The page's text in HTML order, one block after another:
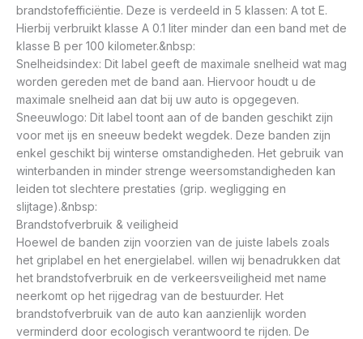
brandstofefficiëntie. Deze is verdeeld in 5 klassen: A tot E.
Hierbij verbruikt klasse A 0.1 liter minder dan een band met de
klasse B per 100 kilometer.&nbsp:
Snelheidsindex: Dit label geeft de maximale snelheid wat mag
worden gereden met de band aan. Hiervoor houdt u de
maximale snelheid aan dat bij uw auto is opgegeven.
Sneeuwlogo: Dit label toont aan of de banden geschikt zijn
voor met ijs en sneeuw bedekt wegdek. Deze banden zijn
enkel geschikt bij winterse omstandigheden. Het gebruik van
winterbanden in minder strenge weersomstandigheden kan
leiden tot slechtere prestaties (grip. wegligging en
slijtage).&nbsp:
Brandstofverbruik & veiligheid
Hoewel de banden zijn voorzien van de juiste labels zoals
het griplabel en het energielabel. willen wij benadrukken dat
het brandstofverbruik en de verkeersveiligheid met name
neerkomt op het rijgedrag van de bestuurder. Het
brandstofverbruik van de auto kan aanzienlijk worden
verminderd door ecologisch verantwoord te rijden. De